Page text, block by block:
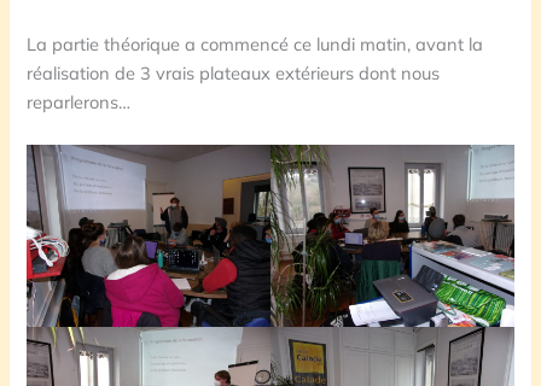
La partie théorique a commencé ce lundi matin, avant la
réalisation de 3 vrais plateaux extérieurs dont nous
reparlerons…